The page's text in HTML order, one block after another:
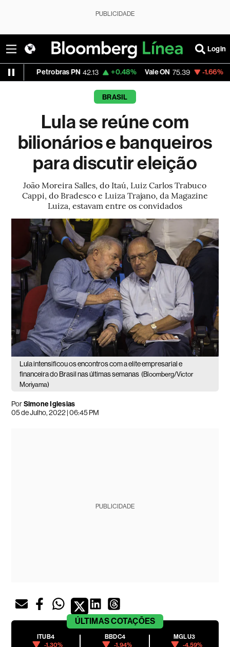
PUBLICIDADE
Login
Petrobras PN 42.13 +0.48% Vale ON 75.39 -1.66% Itaú PN
BRASIL
Lula se reúne com
bilionários e banqueiros
para discutir eleição
João Moreira Salles, do Itaú, Luiz Carlos Trabuco
Cappi, do Bradesco e Luiza Trajano, da Magazine
Luiza, estavam entre os convidados
Lula intensificou os encontros com a elite empresarial e
financeira do Brasil nas últimas semanas (Bloomberg/Victor
Moriyama)
PorSimone Iglesias
05 de Julho, 2022 | 06:45 PM
PUBLICIDADE
ÚLTIMASCOTAÇÕES
ITUB4
-1.30%
BBDC4
-1.94%
MGLU3
-4.59%